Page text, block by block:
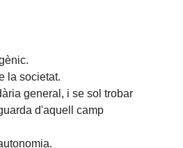
la societat.
general, i se sol trobar
d'aquell camp